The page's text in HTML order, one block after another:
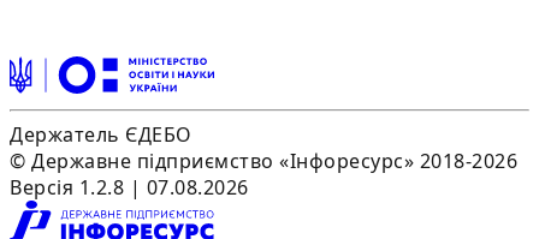
Держатель ЄДЕБО
© Державне підприємство «Інфоресурс» 2018-2026
Версія 1.2.8 | 07.08.2026